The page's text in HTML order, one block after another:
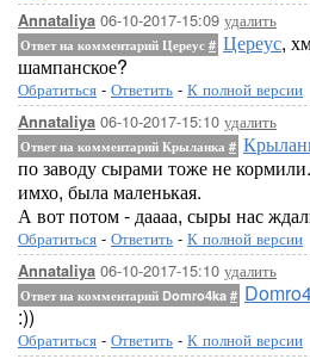
Annataliya 06-10-2017-15:09 удалить
Ответ на комментарий Цереус # Цереус,
шампанское?
Обратиться - Ответить - К полной версии
Annataliya 06-10-2017-15:10 удалить
Ответ на комментарий Крыланка #
по заводу сырами тоже не
имхо, была маленькая.
А вот потом - даааа, сыры нас
Обратиться - Ответить - К полной версии
Annataliya 06-10-2017-15:10 удалить
Ответ на комментарий Domro4ka #
:))
Обратиться - Ответить - К полной версии